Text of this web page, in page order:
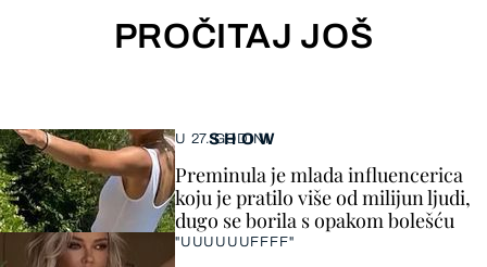
PROČITAJ JOŠ
SHOW
U 27. GODINI
Preminula je mlada influencerica
koju je pratilo više od milijun ljudi,
dugo se borila s opakom bolešću
"UUUUUUFFFF"